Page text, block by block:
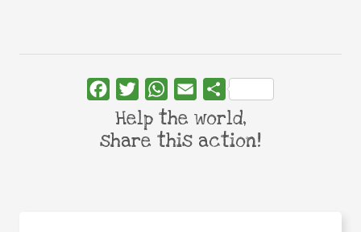
FacebookTwitterWhatsApp
Email Share
Help the world,
share this action!